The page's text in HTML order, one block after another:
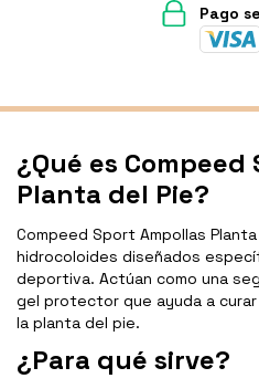
Pago
¿Qué es
Planta del Pie?
Compeed Sport Ampollas
hidrocoloides diseñados
deportiva. Actúan como una
gel protector que ayuda a
la planta del pie.
¿Para qué sirve?